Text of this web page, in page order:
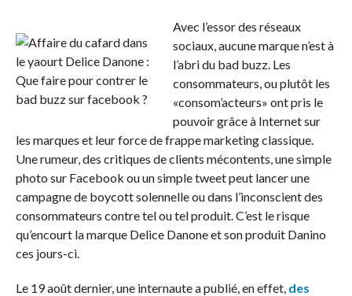
Avec l’essor des réseaux
sociaux, aucune marque n’est à
l’abri du bad buzz. Les
consommateurs, ou plutôt les
«consom’acteurs» ont pris le
pouvoir grâce à Internet sur
les marques et leur force de frappe marketing classique.
Une rumeur, des critiques de clients mécontents, une simple
photo sur Facebook ou un simple tweet peut lancer une
campagne de boycott solennelle ou dans l’inconscient des
consommateurs contre tel ou tel produit. C’est le risque
qu’encourt la marque Delice Danone et son produit Danino
ces jours-ci.
Le 19 août dernier, une internaute a publié, en effet, des